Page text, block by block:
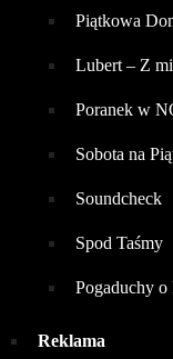
Piątkowa
Lubert – Z
Poranek w
Sobota na
Soundcheck
Spod Taśmy
Pogaduchy o
Reklama